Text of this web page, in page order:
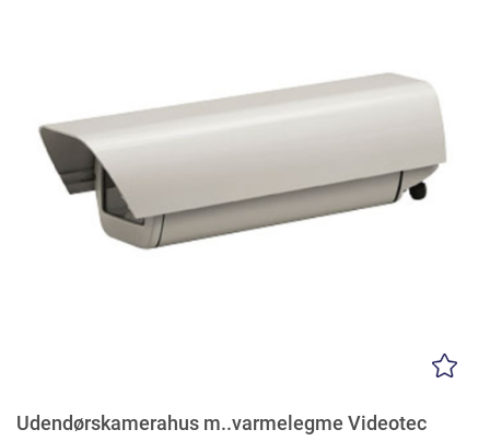
Udendørskamerahus m..varmelegme Videotec